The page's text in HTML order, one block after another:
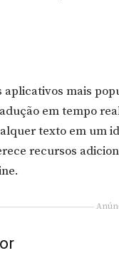
aplicativos mais
em tempo
texto em um
recursos